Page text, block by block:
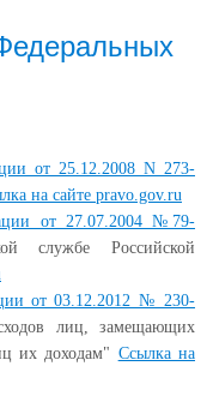
от 25.12.2008 N 273-
на сайте pravo.gov.ru
от 27.07.2004 №79-
службе Российской
от 03.12.2012 № 230-
лиц, замещающих
их доходам" Ссылка на